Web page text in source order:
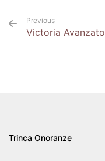
Previous
Victoria Avanzato
Trinca Onoranze